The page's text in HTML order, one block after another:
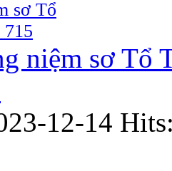
niệm sơ Tổ
12-14